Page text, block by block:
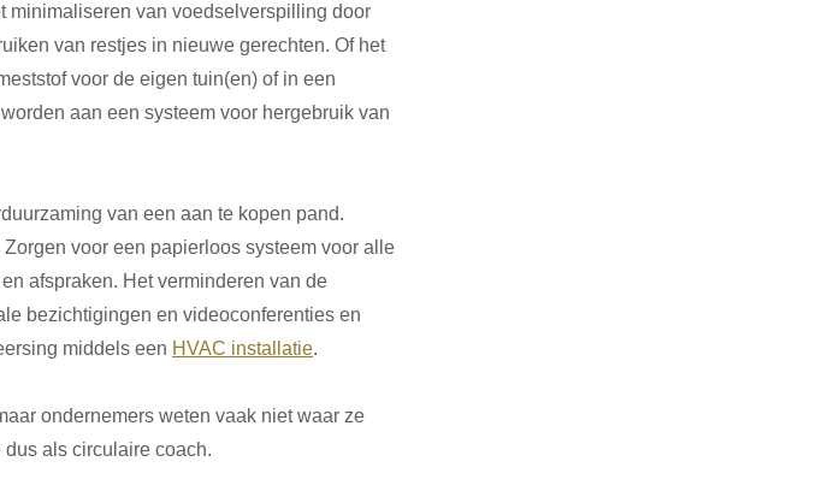
minimaliseren van voedselverspilling door
van restjes in nieuwe gerechten. Of het
voor de eigen tuin(en) of in een
aan een systeem voor hergebruik van
van een aan te kopen pand.
voor een papierloos systeem voor alle
afspraken. Het verminderen van de
bezichtigingen en videoconferenties en
middels een HVAC installatie.
ondernemers weten vaak niet waar ze
als circulaire coach.